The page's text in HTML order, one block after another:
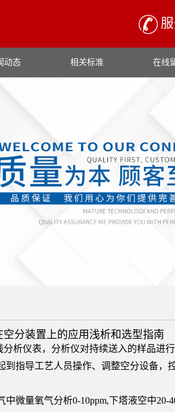
动态 相关标准 在线
分装置上的应用浅析和选型指南
析仪表，分析仪对持续送入的样品进
指导工艺人员操作、调整空分设备，
微量氧气分析0-10ppm,下塔液空中20-